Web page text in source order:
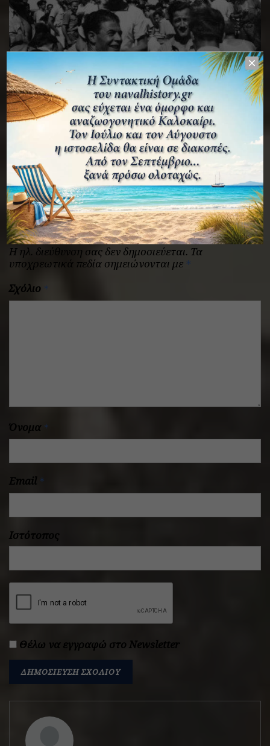
ΦΩΤΟΓΡΑΦΊΕΣ
Το θωρηκτό “Αβέρωφ” στη Μ. Ανατολή και την
Ινδία (1941-1943) μέσα από το φωτογραφικό
αρχείο του ναύτη Α. Δούκη.
ΛΕΩΝΊΔΑΣ ΤΣΙΑΝΤΟΎΛΑΣ
ΑΘΑΝΆΣΙΟΣ ΠΑΠΑΔΗΜΗΤΡΌΠΟΥΛΟΣ
13 ΙΟΥΝΊΟΥ 2026
Αφήστε μια απάντηση
Η ηλ. διεύθυνση σας δεν δημοσιεύεται. Τα
υποχρεωτικά πεδία σημειώνονται με *
Σχόλιο *
Όνομα *
Email *
Ιστότοπος
Θέλω να εγγραφώ στο Newsletter